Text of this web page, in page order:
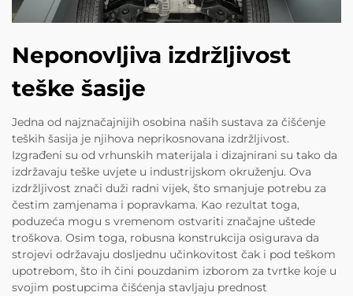
Neponovljiva izdržljivost
teške šasije
Jedna od najznačajnijih osobina naših sustava za čišćenje
teških šasija je njihova neprikosnovana izdržljivost.
Izgrađeni su od vrhunskih materijala i dizajnirani su tako da
izdržavaju teške uvjete u industrijskom okruženju. Ova
izdržljivost znači duži radni vijek, što smanjuje potrebu za
čestim zamjenama i popravkama. Kao rezultat toga,
poduzeća mogu s vremenom ostvariti značajne uštede
troškova. Osim toga, robusna konstrukcija osigurava da
strojevi održavaju dosljednu učinkovitost čak i pod teškom
upotrebom, što ih čini pouzdanim izborom za tvrtke koje u
svojim postupcima čišćenja stavljaju prednost